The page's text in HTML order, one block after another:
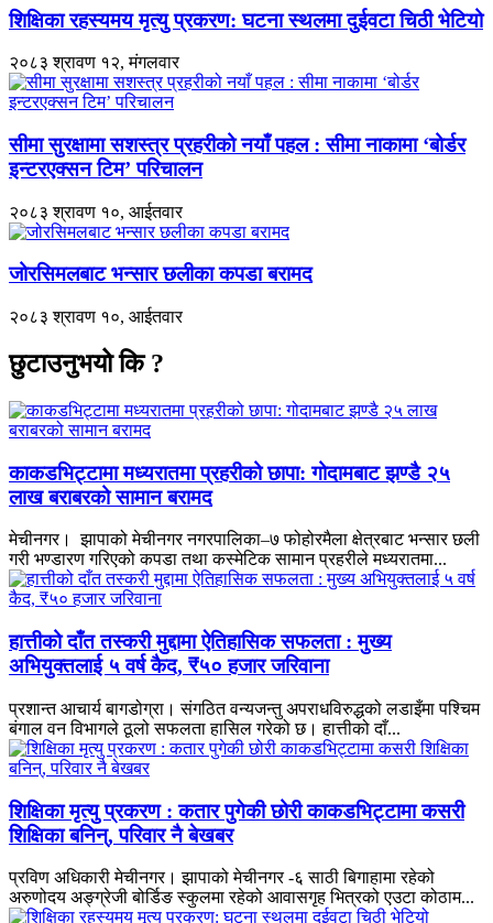
शिक्षिका रहस्यमय मृत्यु प्रकरण: घटना स्थलमा दुईवटा चिठी भेटियो
२०८३ श्रावण १२, मंगलवार
सीमा सुरक्षामा सशस्त्र प्रहरीको नयाँ पहल : सीमा नाकामा ‘बोर्डर
इन्टरएक्सन टिम’ परिचालन
२०८३ श्रावण १०, आईतवार
जोरसिमलबाट भन्सार छलीका कपडा बरामद
२०८३ श्रावण १०, आईतवार
छुटाउनुभयो कि ?
काकडभिट्टामा मध्यरातमा प्रहरीको छापा: गोदामबाट झण्डै २५
लाख बराबरको सामान बरामद
मेचीनगर। झापाको मेचीनगर नगरपालिका–७ फोहोरमैला क्षेत्रबाट भन्सार छली
गरी भण्डारण गरिएको कपडा तथा कस्मेटिक सामान प्रहरीले मध्यरातमा...
हात्तीको दाँत तस्करी मुद्दामा ऐतिहासिक सफलता : मुख्य
अभियुक्तलाई ५ वर्ष कैद, ₹५० हजार जरिवाना
प्रशान्त आचार्य बागडोग्रा। संगठित वन्यजन्तु अपराधविरुद्धको लडाइँमा पश्चिम
बंगाल वन विभागले ठूलो सफलता हासिल गरेको छ। हात्तीको दाँ...
शिक्षिका मृत्यु प्रकरण : कतार पुगेकी छोरी काकडभिट्टामा कसरी
शिक्षिका बनिन्, परिवार नै बेखबर
प्रविण अधिकारी मेचीनगर। झापाको मेचीनगर -६ साठी बिगाहामा रहेको
अरुणोदय अङ्ग्रेजी बोर्डिङ स्कुलमा रहेको आवासगृह भित्रको एउटा कोठाम...